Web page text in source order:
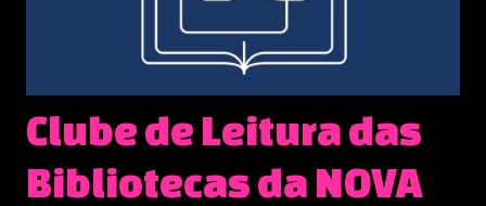
Clube de Leitura das
Bibliotecas da NOVA